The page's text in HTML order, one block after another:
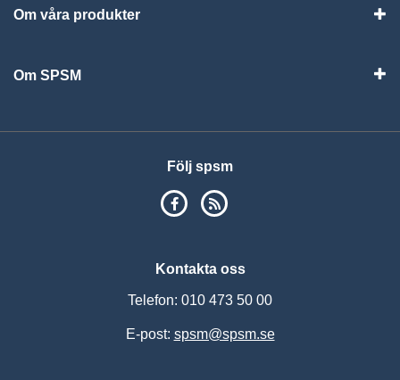
Om våra produkter
Om SPSM
Följ spsm
SPSM på Facebook
Kontakta oss
Telefon: 010 473 50 00
E-post: spsm@spsm.se